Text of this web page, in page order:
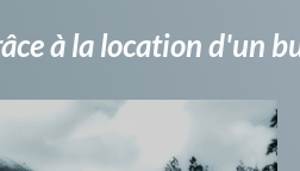
à la location d'un